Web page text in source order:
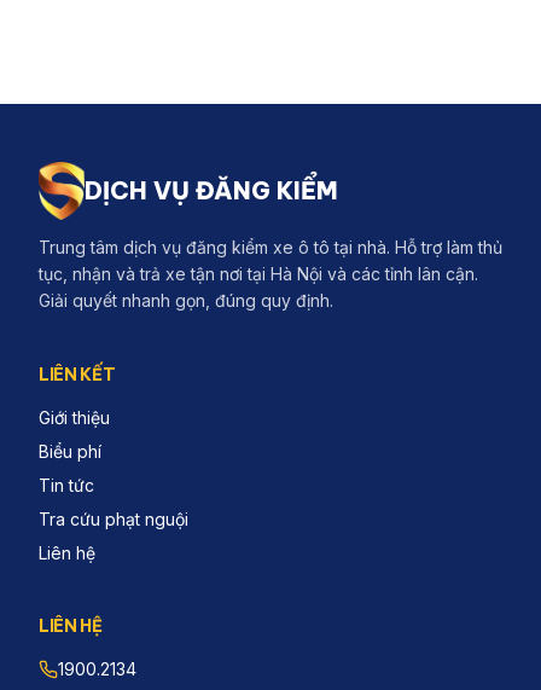
DỊCH VỤ ĐĂNG KIỂM
Trung tâm dịch vụ đăng kiểm xe ô tô tại nhà. Hỗ trợ làm thủ
tục, nhận và trả xe tận nơi tại Hà Nội và các tỉnh lân cận.
Giải quyết nhanh gọn, đúng quy định.
LIÊN KẾT
Giới thiệu
Biểu phí
Tin tức
Tra cứu phạt nguội
Liên hệ
LIÊN HỆ
1900.2134